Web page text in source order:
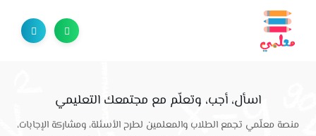
اسأل، أجب، وتعلّم مع مجتمعك التعليمي
منصة معلّمي تجمع الطلاب والمعلمين لطرح الأسئلة، ومشاركة الإجابات،